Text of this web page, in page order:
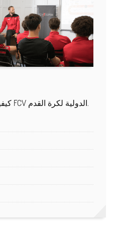
كيفية الانضمام إلى أكاديمية FCV الدولية لكرة القدم.